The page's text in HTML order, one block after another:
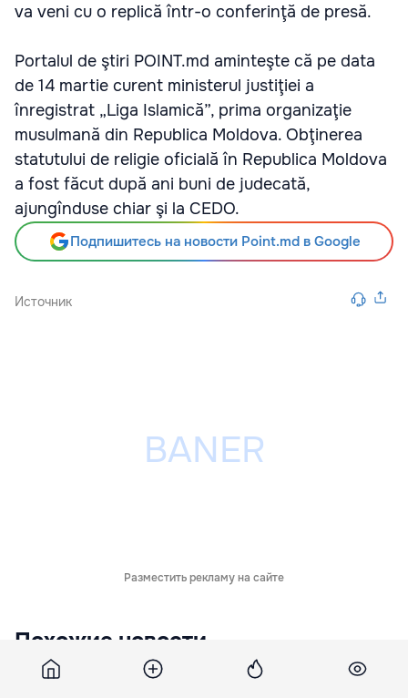
va veni cu o replică într-o conferinţă de presă.
Portalul de ştiri POINT.md aminteşte că pe data
de 14 martie curent ministerul justiţiei a
înregistrat „Liga Islamică”, prima organizaţie
musulmană din Republica Moldova. Obţinerea
statutului de religie oficială în Republica Moldova
a fost făcut după ani buni de judecată,
ajungînduse chiar şi la CEDO.
Подпишитесь на новости Point.md в Google
Источник
Разместить рекламу на сайте
Похожие новости